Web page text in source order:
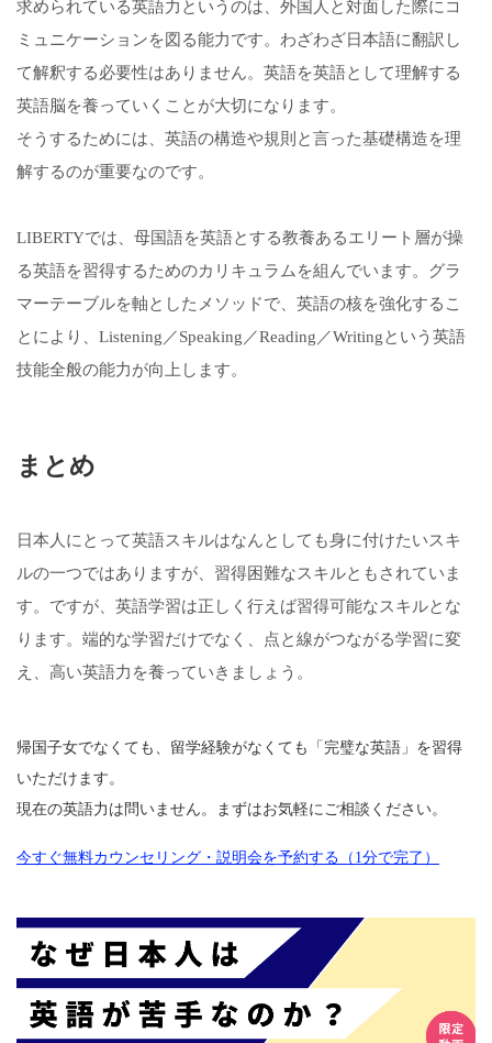
求められている英語力というのは、外国人と対面した際にコ
ミュニケーションを図る能力です。わざわざ日本語に翻訳し
て解釈する必要性はありません。英語を英語として理解する
英語脳を養っていくことが大切になります。
そうするためには、英語の構造や規則と言った基礎構造を理
解するのが重要なのです。
LIBERTYでは、母国語を英語とする教養あるエリート層が操
る英語を習得するためのカリキュラムを組んでいます。グラ
マーテーブルを軸としたメソッドで、英語の核を強化するこ
とにより、Listening／Speaking／Reading／Writingという英語
技能全般の能力が向上します。
まとめ
日本人にとって英語スキルはなんとしても身に付けたいスキ
ルの一つではありますが、習得困難なスキルともされていま
す。ですが、英語学習は正しく行えば習得可能なスキルとな
ります。端的な学習だけでなく、点と線がつながる学習に変
え、高い英語力を養っていきましょう。
帰国子女でなくても、留学経験がなくても「完璧な英語」を習得
いただけます。
現在の英語力は問いません。まずはお気軽にご相談ください。
今すぐ無料カウンセリング・説明会を予約する（1分で完了）